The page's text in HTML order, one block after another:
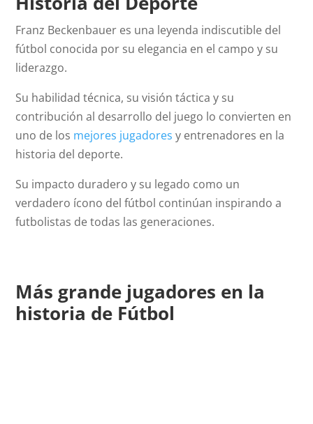
Franz Beckenbauer es una leyenda indiscutible del
fútbol conocida por su elegancia en el campo y su
liderazgo.
Su habilidad técnica, su visión táctica y su
contribución al desarrollo del juego lo convierten en
uno de los mejores jugadores y entrenadores en la
historia del deporte.
Su impacto duradero y su legado como un
verdadero ícono del fútbol continúan inspirando a
futbolistas de todas las generaciones.
Más grande jugadores en la
historia de Fútbol